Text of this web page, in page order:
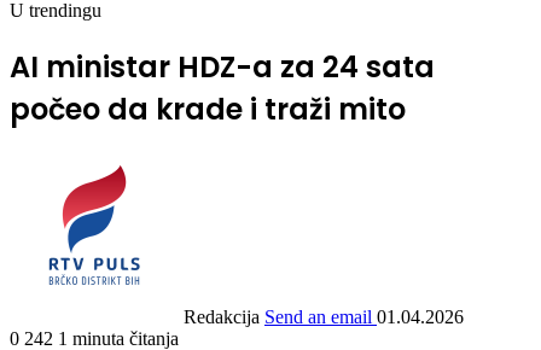
U trendingu
AI ministar HDZ-a za 24 sata
počeo da krade i traži mito
Redakcija Send an email 01.04.2026
0 242 1 minuta čitanja